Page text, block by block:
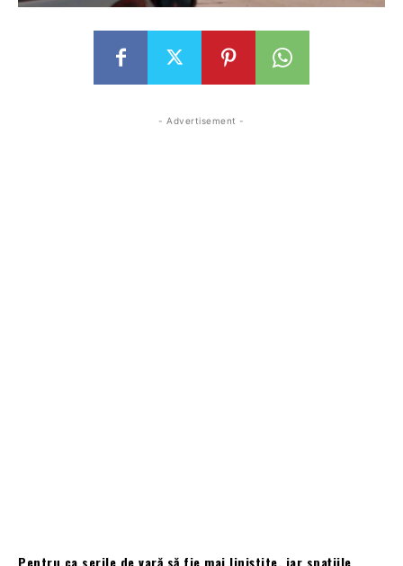
- Advertisement -
Pentru ca serile de vară să fie mai liniștite, iar spațiile